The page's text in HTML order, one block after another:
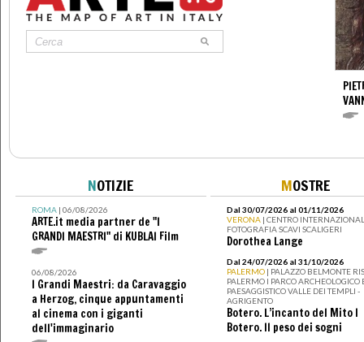
NOTIZIE
ROMA| 06/08/2026
ARTE.it media partner de "I
GRANDI MAESTRI" di KUBLAI Film
06/08/2026
I Grandi Maestri: da Caravaggio
a Herzog, cinque appuntamenti
al cinema con i giganti
dell'immaginario
MOSTRE
Dal 30/07/2026 al 01/11/2026
VERONA | CENTRO
FOTOGRAFIA SCAVI SCALIGERI
Dorothea Lange
Dal 24/07/2026 al 31/10/2026
PALERMO | PALAZZO BELMONTE
PALERMO I PARCO ARCHEOLOGICO
PAESAGGISTICO VALLE DEI TEMPLI -
AGRIGENTO
Botero. L’incanto del Mito I
Botero. Il peso dei sogni